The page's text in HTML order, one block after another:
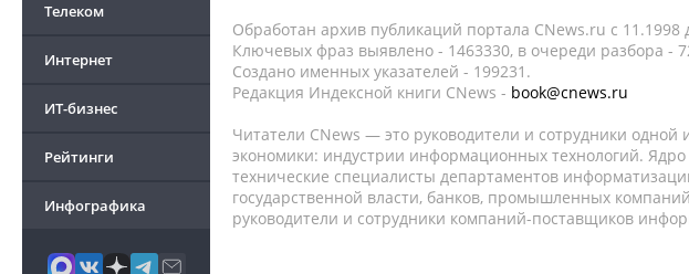
Телеком
Интернет
ИТ-бизнес
Рейтинги
Инфографика
Обработан архив публикаций портала CNews.ru c 11.1998
Ключевых фраз выявлено - 1463330, в очереди разбора -
Создано именных указателей - 199231.
Редакция Индексной книги CNews - book@cnews.ru
Читатели CNews — это руководители и сотрудники
экономики: индустрии информационных технологий.
технические специалисты департаментов
государственной власти, банков, промышленных
руководители и сотрудники компаний-поставщиков